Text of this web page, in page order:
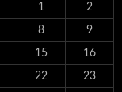
1 2
8 9
15 16
22 23